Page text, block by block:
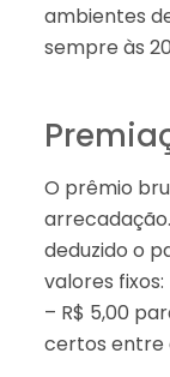
ambientes
sempre às
O prêmio
deduzido o
valores fixos:
– R$ 5,00
certos entre